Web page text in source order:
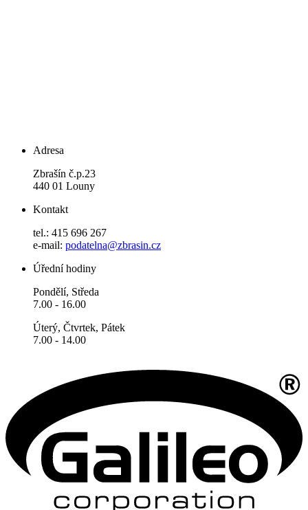
Adresa
Zbrašín č.p.23
440 01 Louny
Kontakt
tel.: 415 696 267
e-mail: podatelna@zbrasin.cz
Úřední hodiny
Pondělí, Středa
7.00 - 16.00
Úterý, Čtvrtek, Pátek
7.00 - 14.00